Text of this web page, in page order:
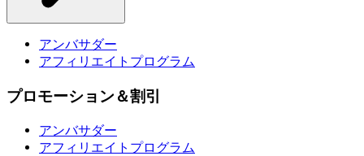
アンバサダー
アフィリエイトプログラム
プロモーション＆割引
アンバサダー
アフィリエイトプログラム